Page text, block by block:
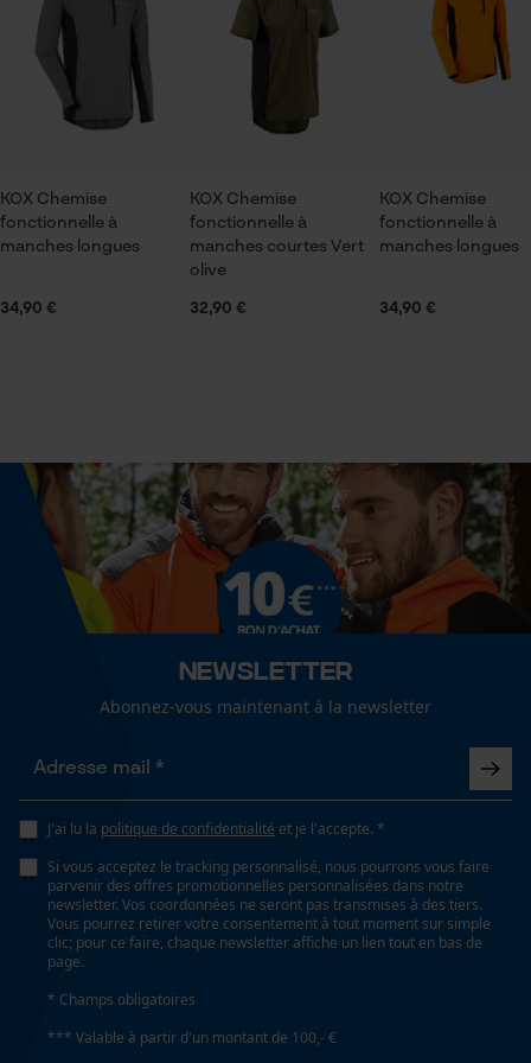
poignets ordinaires
Échancrure du col
col montant
Secteur
sylviculture, En plein air, villes et communes,
jardinage et aménagement paysager
Articles pour toute l'année
Optique/motif
bicolore
Conditions météorologiques
nuageux et frais, froid et glacé, venteux
Spécifications techniques
Non
Propriété
Flexible, lisse, convival pour le mouvement, agréable,
Protection contre les UV
KOX Chemise
fonctionnelle à
manches longues
34,90 €
KOX Chemise
fonctionnelle à
manches courtes Vert
olive
32,90 €
KOX Chemise
fonctionnelle à
manches longues
34,90 €
Newsletter
Abonnez-vous maintenant à la newsletter
J'ai lu la politique de confidentialité et je l'accepte. *
Si vous acceptez le tracking personnalisé, nous pourrons vous faire
parvenir des offres promotionnelles personnalisées dans notre
newsletter. Vos coordonnées ne seront pas transmises à des tiers.
Vous pourrez retirer votre consentement à tout moment sur simple
clic; pour ce faire, chaque newsletter affiche un lien tout en bas de
page.
* Champs obligatoires
*** Valable à partir d'un montant de 100,- €
Vérifier linstallation de cookies
pour traitement des données
Cookies statistiques
Cookies de performance et de
fonctionnalité
Salutation personnelle
Géo-IP et détection des
utilisateurs
Vidéos YouTube
Google Maps